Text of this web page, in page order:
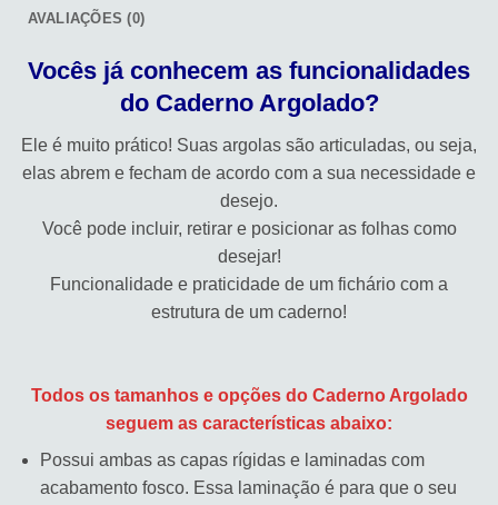
AVALIAÇÕES (0)
Vocês já conhecem as funcionalidades
do Caderno Argolado?
Ele é muito prático! Suas argolas são articuladas, ou seja,
elas abrem e fecham de acordo com a sua necessidade e
desejo.
Você pode incluir, retirar e posicionar as folhas como
desejar!
Funcionalidade e praticidade de um fichário com a
estrutura de um caderno!
Todos os tamanhos e opções do Caderno Argolado
seguem as características abaixo:
Possui ambas as capas rígidas e laminadas com
acabamento fosco. Essa laminação é para que o seu